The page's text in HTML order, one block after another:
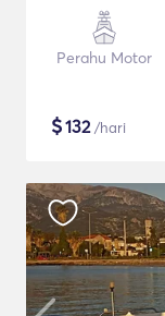
Perahu Motor
$132/hari